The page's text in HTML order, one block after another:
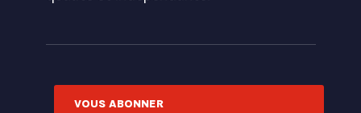
VOUS ABONNER